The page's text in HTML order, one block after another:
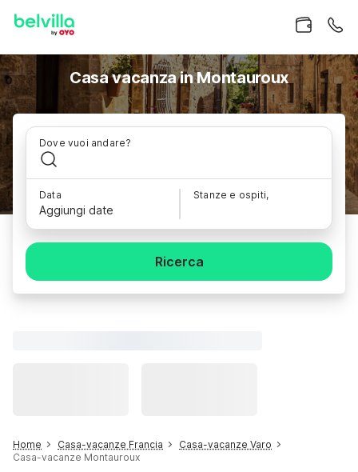
Casa vacanza in Montauroux
Dove vuoi andare?
Data
Aggiungi date
Stanze e ospiti,
Ricerca
Home Casa-vacanze Francia
Casa-vacanze Varo
Casa-vacanze Montauroux